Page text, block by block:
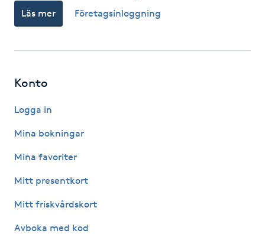
Ombre brows
Optiker
Ortopedi
Osteopati
Läs mer Företagsinloggning
Konto
Logga in
Mina bokningar
Mina favoriter
Mitt presentkort
Mitt friskvårdskort
Avboka med kod